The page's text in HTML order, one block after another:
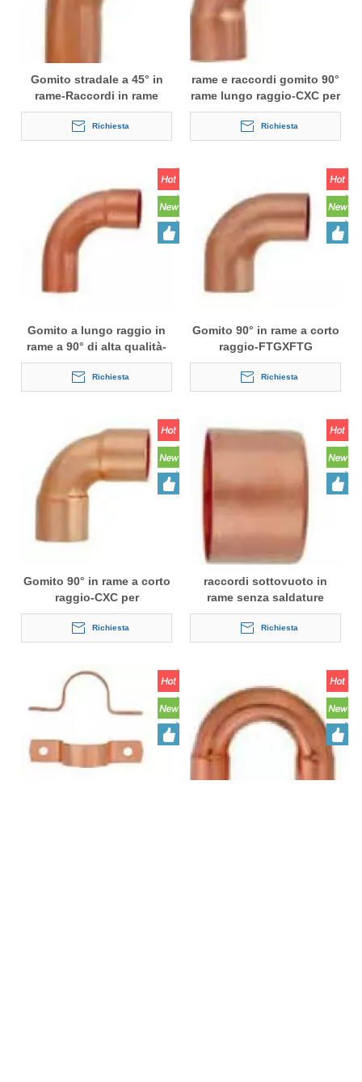
Gomito stradale a 45° in
rame-Raccordi in rame
FTGXC per aria
condizionata
Richiesta
rame e raccordi gomito 90°
rame lungo raggio-CXC per
condizionamento
Richiesta
Gomito a lungo raggio in
rame a 90° di alta qualità-
FTGXC
Richiesta
Gomito 90° in rame a corto
raggio-FTGXFTG
Richiesta
Gomito 90° in rame a corto
raggio-CXC per
condizionamento
Richiesta
raccordi sottovuoto in
rame senza saldature
Richiesta